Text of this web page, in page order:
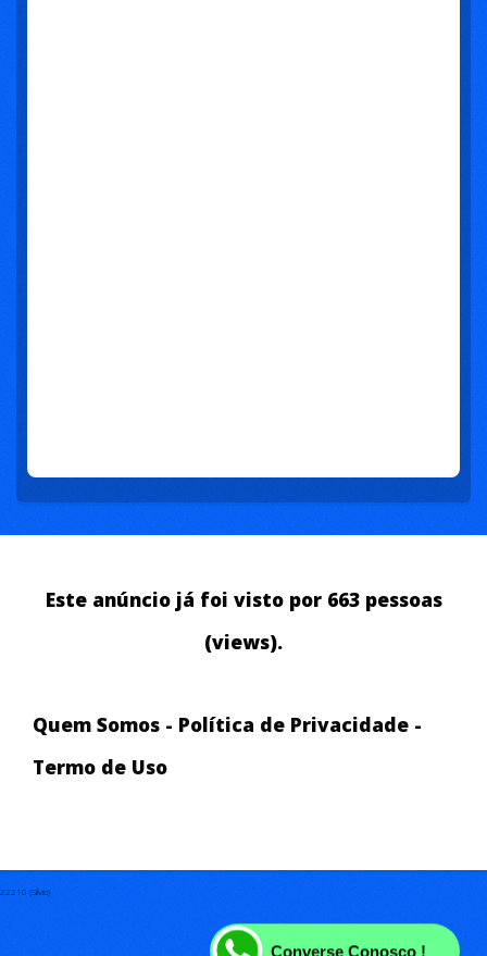
Este anúncio já foi visto por 663 pessoas
(views).
Quem Somos - Política de Privacidade -
Termo de Uso
22210 (Silvio)
Converse Conosco !